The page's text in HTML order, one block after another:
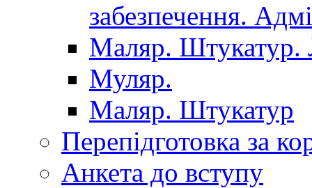
забезпечення.
Маляр. Штукатур.
Муляр.
Маляр. Штукатур
Перепідготовка за
Анкета до вступу